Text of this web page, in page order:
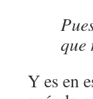
que
Y es en